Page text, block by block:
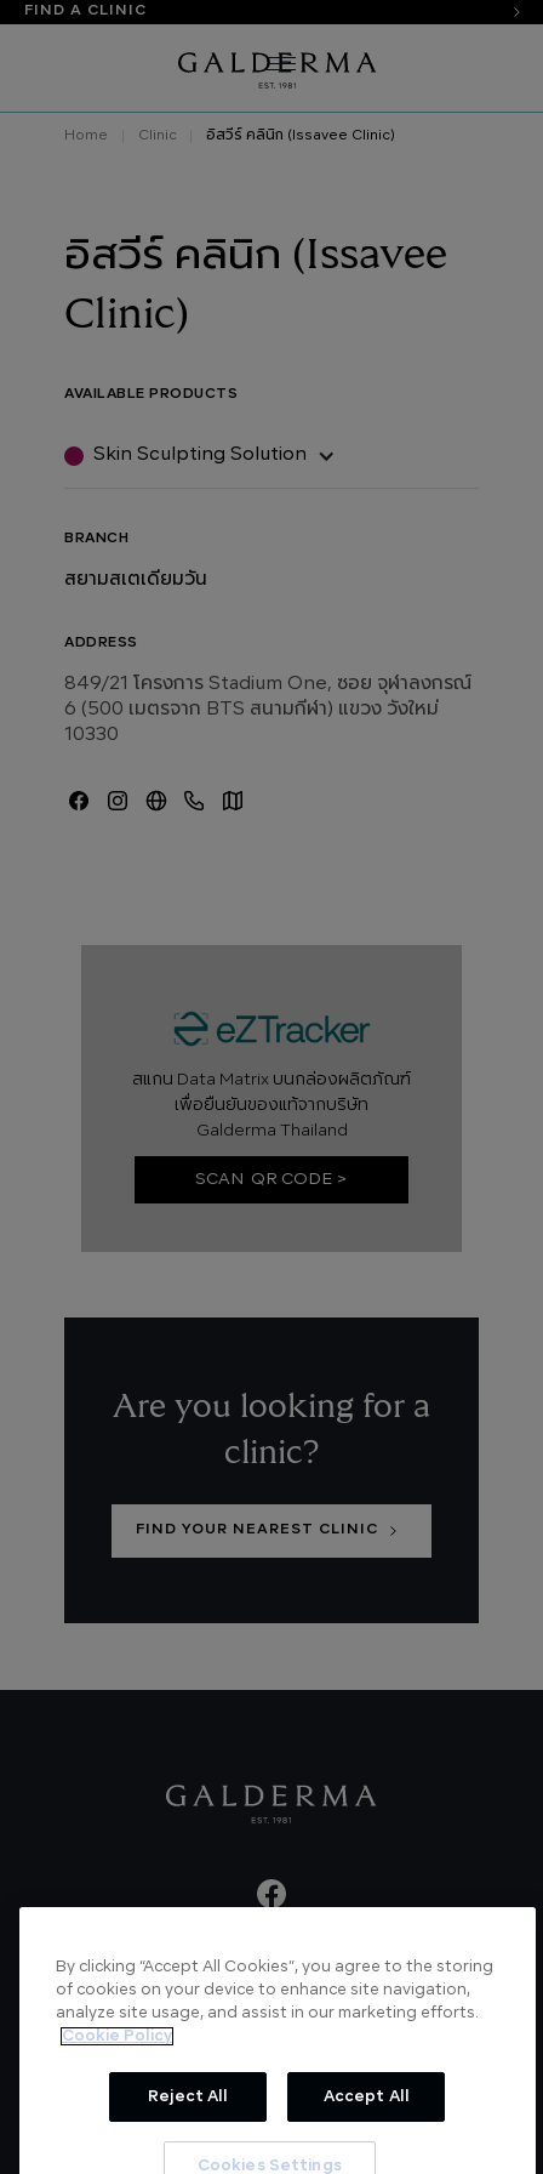
FIND A CLINIC
Home Clinic อิสวีร์ คลินิก (Issavee Clinic)
อิสวีร์ คลินิก (Issavee
Clinic)
AVAILABLE PRODUCTS
Skin Sculpting Solution
BRANCH
สยามสเตเดียมวัน
ADDRESS
849/21 โครงการ Stadium One, ซอย จุฬาลงกรณ์
6 (500 เมตรจาก BTS สนามกีฬา) แขวง วังใหม่
10330
สแกน Data Matrix บนกล่องผลิตภัณฑ์
เพื่อยืนยันของแท้จากบริษัท
Galderma Thailand
SCAN QR CODE >
Are you looking for a
clinic?
FIND YOUR NEAREST CLINIC
About us Articles News Videos
Verified Certificate Contact us
By clicking “Accept All Cookies”, you agree to the storing
of cookies on your device to enhance site navigation,
analyze site usage, and assist in our marketing efforts.
Cookie Policy
Reject All Accept All
Cookies Settings